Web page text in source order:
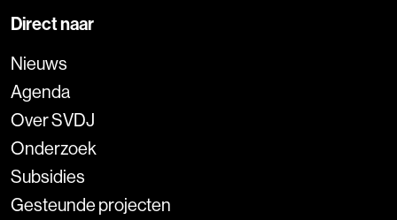
Direct naar
Nieuws
Agenda
Over SVDJ
Onderzoek
Subsidies
Gesteunde projecten